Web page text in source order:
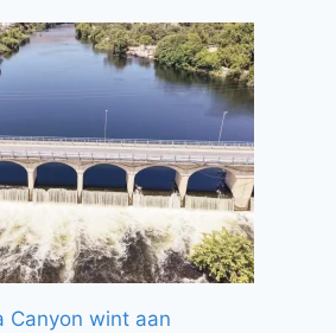
Canyon wint aan